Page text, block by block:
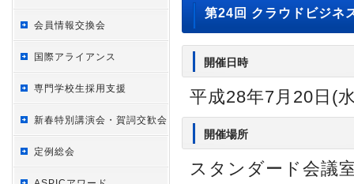
会員情報交換会
国際アライアンス
専門学校生採用支援
新春特別講演会・賀詞交歓会
定例総会
第24回 クラウドビジネ
開催日時
平成28年7月20日(
開催場所
スタンダード会